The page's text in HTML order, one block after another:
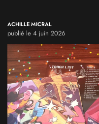
ACHILLE MICRAL
publié le 4 juin 2026